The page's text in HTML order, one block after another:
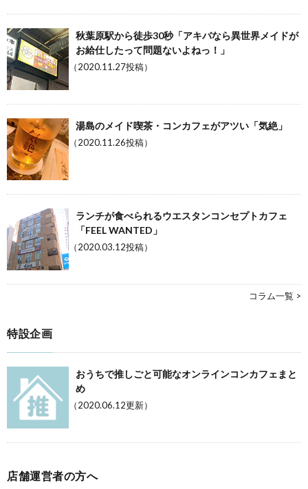
秋葉原駅から徒歩30秒「アキバなら異世界メイドが
お給仕したって問題ないよねっ！」
（2020.11.27投稿）
湯島のメイド喫茶・コンカフェがアツい「気絶」
（2020.11.26投稿）
ランチが食べられるウエスタンコンセプトカフェ
「FEEL WANTED」
（2020.03.12投稿）
コラム一覧 >
特設企画
おうちで推しごと可能なオンラインコンカフェまと
め
（2020.06.12更新）
店舗運営者の方へ